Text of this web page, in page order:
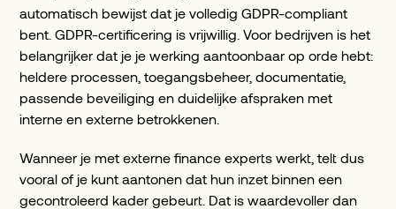
automatisch bewijst dat je volledig GDPR-compliant
bent. GDPR-certificering is vrijwillig. Voor bedrijven is het
belangrijker dat je je werking aantoonbaar op orde hebt:
heldere processen, toegangsbeheer, documentatie,
passende beveiliging en duidelijke afspraken met
interne en externe betrokkenen.
Wanneer je met externe finance experts werkt, telt dus
vooral of je kunt aantonen dat hun inzet binnen een
gecontroleerd kader gebeurt. Dat is waardevoller dan